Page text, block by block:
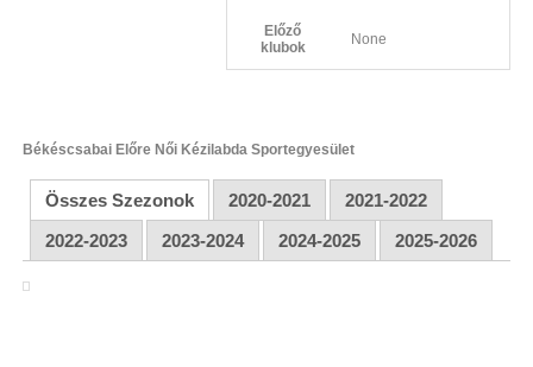
Előző
klubok
None
Békéscsabai Előre Női Kézilabda Sportegyesület
Összes Szezonok 2020-2021
2021-2022
2022-2023
2023-2024 2024-2025 2025-2026